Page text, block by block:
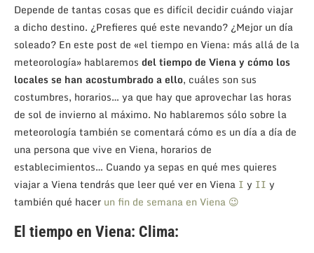
Depende de tantas cosas que es difícil decidir cuándo viajar
a dicho destino. ¿Prefieres qué este nevando? ¿Mejor un día
soleado? En este post de «el tiempo en Viena: más allá de la
meteorología» hablaremos del tiempo de Viena y cómo los
locales se han acostumbrado a ello, cuáles son sus
costumbres, horarios… ya que hay que aprovechar las horas
de sol de invierno al máximo. No hablaremos sólo sobre la
meteorología también se comentará cómo es un día a día de
una persona que vive en Viena, horarios de
establecimientos… Cuando ya sepas en qué mes quieres
viajar a Viena tendrás que leer qué ver en Viena I y II y
también qué hacer un fin de semana en Viena 😉
El tiempo en Viena: Clima: